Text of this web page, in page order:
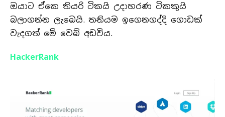
ඔයාට ඒකෙ තියරි ටිකයි උදාහරණ ටිකකුයි
බලාගන්න ලැබෙයි. තනියම ඉගෙනගද්දි ගොඩක්
වැදගත් මේ වෙබ් අඩවිය.
HackerRank